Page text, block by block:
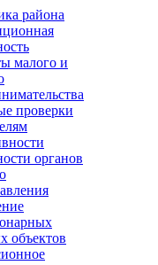
района
малого и
проверки
органов
объектов